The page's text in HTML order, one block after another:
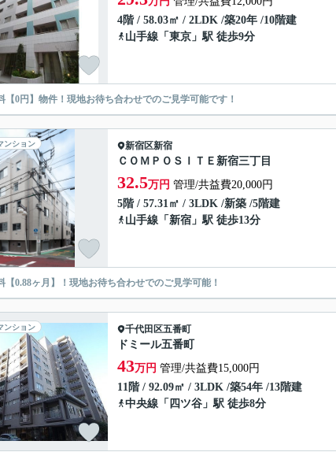
4階 / 58.03㎡ / 2LDK /築20年 /10階建
山手線 「 東京 」駅 徒歩9分
【0円】物件！現地お待ち合わせでのご見学可能です！
ンション 新宿区新宿
ＣＯＭＰＯＳＩＴＥ新宿三丁目
32.5万円 管理/共益費20,000円
5階 / 57.31㎡ / 3LDK /新築 /5階建
山手線 「 新宿 」駅 徒歩13分
【0.88ヶ月】！現地お待ち合わせでのご見学可能！
ンション 千代田区五番町
ドミール五番町
43万円 管理/共益費15,000円
11階 / 92.09㎡ / 3LDK /築54年 /13階建
中央線 「 四ツ谷 」駅 徒歩8分